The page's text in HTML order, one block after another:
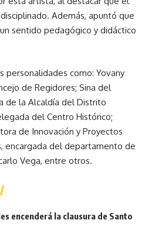
Además, apuntó que
sentido pedagógico y didáctico
personalidades como: Yovany
de Regidores; Sina del
de la Alcaldía del Distrito
del Centro Histórico;
de Innovación y Proyectos
encargada del departamento de
Vega, entre otros.
encenderá la clausura de Santo